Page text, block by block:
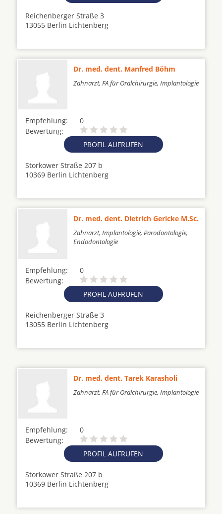
Reichenberger Straße 3
13055 Berlin Lichtenberg
Dr. med. dent. Manfred Böhm
Zahnarzt, FA für Oralchirurgie, Implantologie
Empfehlung:
0
Bewertung:
PROFIL AUFRUFEN
Storkower Straße 207 b
10369 Berlin Lichtenberg
Dr. med. dent. Dietrich Gericke M.Sc.
Zahnarzt, Implantologie, Parodontologie,
Endodontologie
Empfehlung:
0
Bewertung:
PROFIL AUFRUFEN
Reichenberger Straße 3
13055 Berlin Lichtenberg
Dr. med. dent. Tarek Karasholi
Zahnarzt, FA für Oralchirurgie, Implantologie
Empfehlung:
0
Bewertung:
PROFIL AUFRUFEN
Storkower Straße 207 b
10369 Berlin Lichtenberg